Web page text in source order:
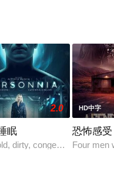
以应对刚刚去世的妻子的
2.0
眠
dirty, congested prisons
HD中字
恐怖感受
Four men